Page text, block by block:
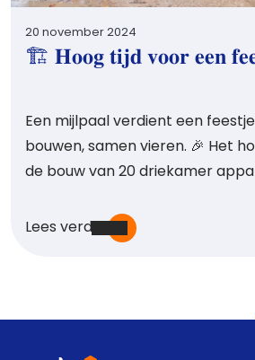
20 november 2024
🏗 𝐇𝐨𝐨𝐠 𝐭𝐢𝐣𝐝 𝐯𝐨𝐨𝐫 𝐞𝐞𝐧
Een mijlpaal verdient een
bouwen, samen vieren. 🎉 Het
de bouw van 20 driekamer
Lees verder